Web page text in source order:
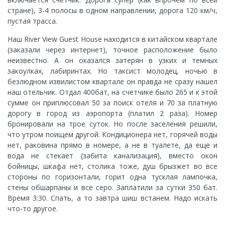
стране), 3-4 полосы в одном направлении, дорога 120 км/ч,
пустая трасса.
Наш River View Guest House находится в китайском квартале
(заказали через интернет), точное расположение было
неизвестно. А он оказался затерян в узких и темных
закоулках, лабиринтах. Но таксист молодец, ночью в
безлюдном извилистом квартале он правда не сразу нашел
наш отельчик. Отдал 400бат, на счетчике было 265 и к этой
сумме он приплюсовал 50 за поиск отеля и 70 за платную
дорогу в город из аэропорта (платил 2 раза). Номер
бронировали на трое суток. Но после заселения решили,
что утром поищем другой. Кондиционера нет, горячей воды
нет, раковина прямо в номере, а не в туалете, да еще и
вода не стекает (забита канализация), вместо окон
бойницы, шкафа нет, столика тоже, душ брызжет во все
стороны по горизонтали, горит одна тусклая лампочка,
стены обшарпаны и все серо. Заплатили за сутки 350 бат.
Время 3:30. Спать, а то завтра шиш встанем. Надо искать
что-то другое.